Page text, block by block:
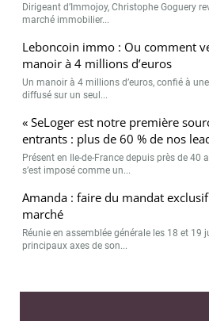
Dirigeant d’Immojoy, Christophe Goguery
marché immobilier...
Leboncoin immo : Ou comment
manoir à 4 millions d’euros
Un manoir à 4 millions d’euros, confié à
diffusé sur un seul...
« SeLoger est notre première
entrants : plus de 60 % de nos
Présent en Ile-de-France depuis près de 40
s’est imposé comme un...
Amanda : faire du mandat
marché
Réunie en assemblée générale les 18 et 19
principaux axes de son...